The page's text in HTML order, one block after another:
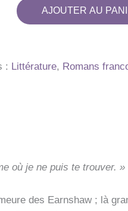
AJOUTER AU
: Littérature, Romans
où je ne puis te trouver. »
des Earnshaw ; là